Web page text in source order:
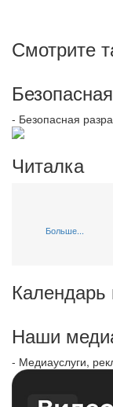
Смотрите
- Безопасная
Читалка
Больше...
Наши
- Медиауслуги,